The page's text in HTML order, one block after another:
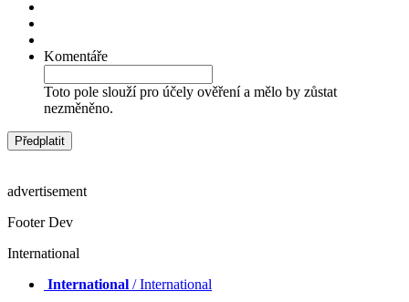
Komentáře
Toto pole slouží pro účely ověření a mělo by zůstat
nezměněno.
advertisement
Footer Dev
International
International / International